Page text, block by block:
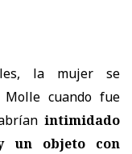
la mujer se
cuando fue
intimidado
un objeto con